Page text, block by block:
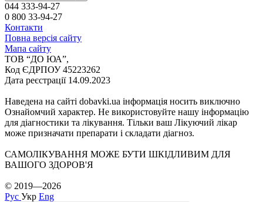
044 333-94-27
0 800 33-94-27
Контакти
Повна версія сайту
Мапа сайту
ТОВ “ДО ЮА”,
Код ЄДРПОУ 45223262
Дата реєстрації 14.09.2023
Наведена на сайті dobavki.ua інформація носить виключно
Ознайомчий характер. Не використовуйте нашу інформацію
для діагностики та лікування. Тільки ваш Лікуючий лікар
може призначати препарати і складати діагноз.
САМОЛІКУВАННЯ МОЖЕ БУТИ ШКІДЛИВИМ ДЛЯ
ВАШОГО ЗДОРОВ'Я
© 2019—2026
Рус Укр Eng